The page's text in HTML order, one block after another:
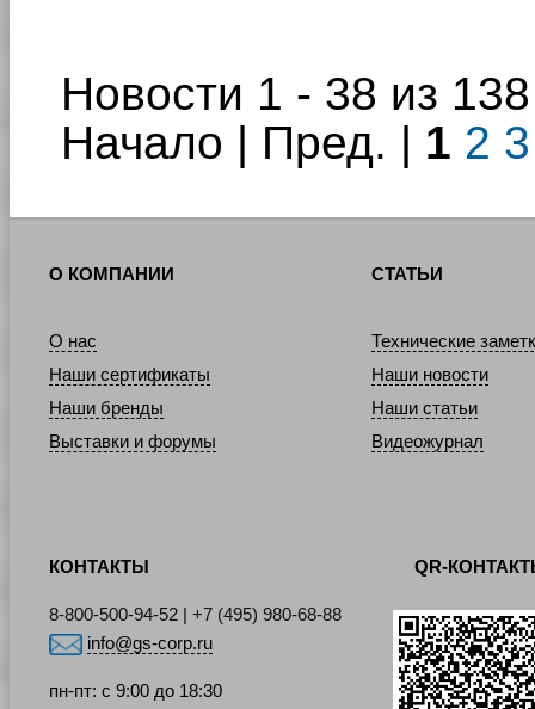
Новости 1 - 38 из 138
Начало | Пред. | 1 2 3
О КОМПАНИИ
О нас
Наши сертификаты
Наши бренды
Выставки и форумы
СТАТЬИ
Технические
Наши новости
Наши статьи
Видеожурнал
КОНТАКТЫ
8-800-500-94-52 | +7 (495) 980-68-88
info@gs-corp.ru
пн-пт: с 9:00 до 18:30
QR-